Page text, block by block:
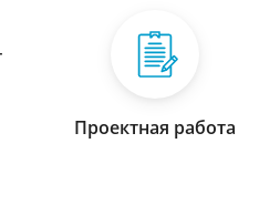
Проектная работа